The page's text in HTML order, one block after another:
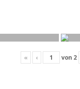
« ‹ von 2